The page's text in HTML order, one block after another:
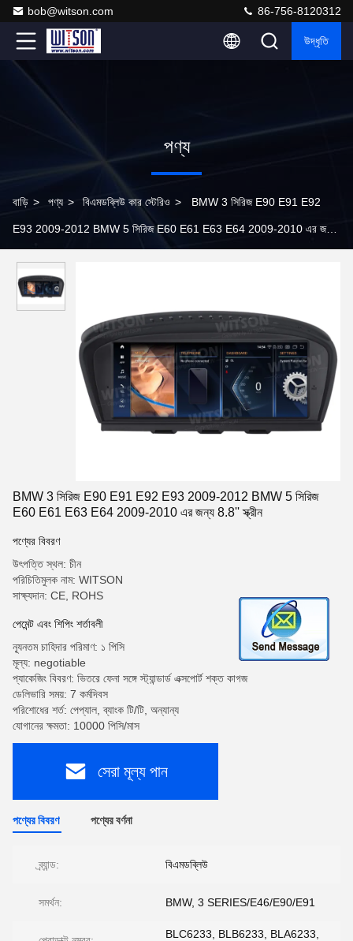
bob@witson.com 86-756-8120312
উদ্ধৃতি
পণ্য
বাড়ি > পণ্য > বিএমডব্লিউ কার স্টেরিও > BMW 3 সিরিজ E90 E91 E92
E93 2009-2012 BMW 5 সিরিজ E60 E61 E63 E64 2009-2010 এর জন্য
BMW 3 সিরিজ E90 E91 E92 E93 2009-2012 BMW 5 সিরিজ
E60 E61 E63 E64 2009-2010 এর জন্য 8.8'' স্ক্রীন
পণ্যের বিবরণ
উৎপত্তি স্থল: চীন
পরিচিতিমুলক নাম: WITSON
সাক্ষ্যদান: CE, ROHS
পেমেন্ট এবং শিপিং শর্তাবলী
ন্যূনতম চাহিদার পরিমাণ: ১ পিসি
মূল্য: negotiable
প্যাকেজিং বিবরণ: ভিতরে ফেনা সঙ্গে স্ট্যান্ডার্ড এক্সপোর্ট শক্ত কাগজ
ডেলিভারি সময়: 7 কর্মদিবস
পরিশোধের শর্ত: পেপ্যাল, ব্যাংক টি/টি, অন্যান্য
যোগানের ক্ষমতা: 10000 পিসি/মাস
সেরা মূল্য পান
পণ্যের বিবরণ পণ্যের বর্ণনা
ব্র্যান্ড: বিএমডব্লিউ
সমর্থন: BMW, 3 SERIES/E46/E90/E91
BLC6233, BLB6233, BLA6233,